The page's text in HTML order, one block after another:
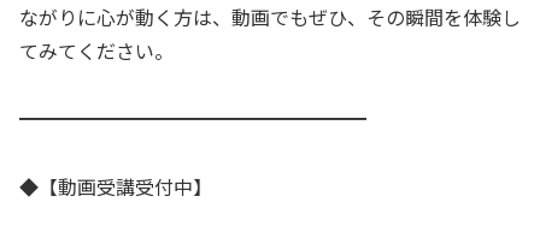
ながりに心が動く方は、動画でもぜひ、その瞬間を体験し
てみてください。
━━━━━━━━━━━━━━━━━━
◆【動画受講受付中】